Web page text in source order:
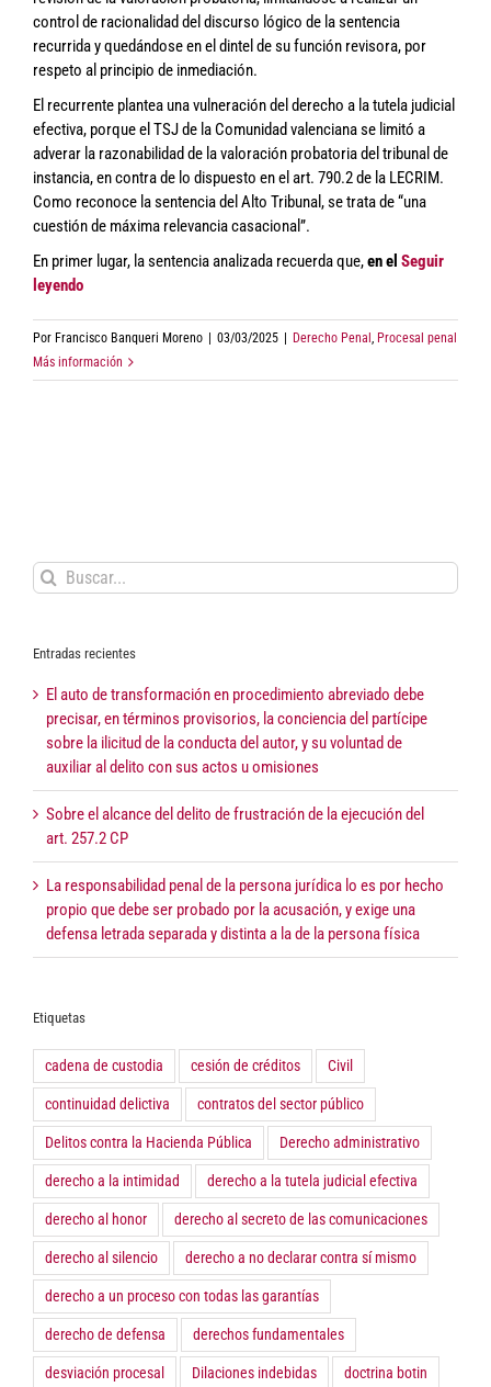
control de racionalidad del discurso lógico de la sentencia
recurrida y quedándose en el dintel de su función revisora, por
respeto al principio de inmediación.
El recurrente plantea una vulneración del derecho a la tutela judicial
efectiva, porque el TSJ de la Comunidad valenciana se limitó a
adverar la razonabilidad de la valoración probatoria del tribunal de
instancia, en contra de lo dispuesto en el art. 790.2 de la LECRIM.
Como reconoce la sentencia del Alto Tribunal, se trata de “una
cuestión de máxima relevancia casacional”.
En primer lugar, la sentencia analizada recuerda que,en el Seguir
leyendo
Por Francisco Banqueri Moreno | 03/03/2025 | Derecho Penal Procesal penal
Más información
Buscar:
Entradas recientes
El auto de transformación en procedimiento abreviado debe
precisar, en términos provisorios, la conciencia del partícipe
sobre la ilicitud de la conducta del autor, y su voluntad de
auxiliar al delito con sus actos u omisiones
Sobre el alcance del delito de frustración de la ejecución del
art. 257.2 CP
La responsabilidad penal de la persona jurídica lo es por hecho
propio que debe ser probado por la acusación, y exige una
defensa letrada separada y distinta a la de la persona física
Etiquetas
cadena de custodia cesión de créditos Civil
continuidad delictiva contratos del sector público
Delitos contra la Hacienda Pública Derecho administrativo
derecho a la intimidad derecho a la tutela judicial efectiva
derecho al honor derecho al secreto de las comunicaciones
derecho al silencio derecho a no declarar contra sí mismo
derecho a un proceso con todas las garantías
derecho de defensa derechos fundamentales
desviación procesal Dilaciones indebidas doctrina botin